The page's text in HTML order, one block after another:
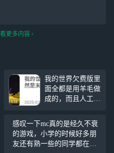
更多内容
我的世界欠费版里
面全都是用羊毛做
成的，而且人工矿
洞，连tnt也做成了
羊毛，连地狱和末
地也做成了羊毛，
你们也可以去玩一
感叹一下mc真的是经久不衰
的游戏，小学的时候好多朋
友还有熟一些的同学都在